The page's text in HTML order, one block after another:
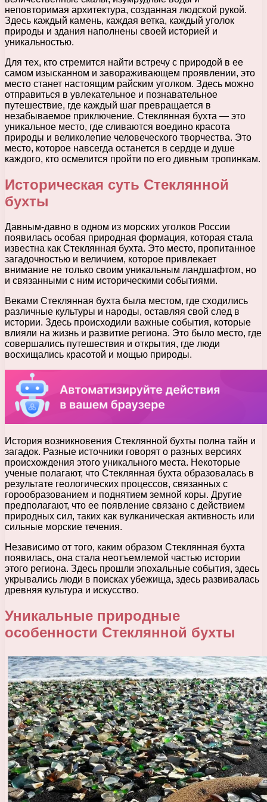
неповторимая архитектура, созданная людской рукой.
Здесь каждый камень, каждая ветка, каждый уголок
природы и здания наполнены своей историей и
уникальностью.
Для тех, кто стремится найти встречу с природой в ее
самом изысканном и завораживающем проявлении, это
место станет настоящим райским уголком. Здесь можно
отправиться в увлекательное и познавательное
путешествие, где каждый шаг превращается в
незабываемое приключение. Стеклянная бухта — это
уникальное место, где сливаются воедино красота
природы и великолепие человеческого творчества. Это
место, которое навсегда останется в сердце и душе
каждого, кто осмелится пройти по его дивным тропинкам.
Историческая суть Стеклянной
бухты
Давным-давно в одном из морских уголков России
появилась особая природная формация, которая стала
известна как Стеклянная бухта. Это место, пропитанное
загадочностью и величием, которое привлекает
внимание не только своим уникальным ландшафтом, но
и связанными с ним историческими событиями.
Веками Стеклянная бухта была местом, где сходились
различные культуры и народы, оставляя свой след в
истории. Здесь происходили важные события, которые
влияли на жизнь и развитие региона. Это было место, где
совершались путешествия и открытия, где люди
восхищались красотой и мощью природы.
История возникновения Стеклянной бухты полна тайн и
загадок. Разные источники говорят о разных версиях
происхождения этого уникального места. Некоторые
ученые полагают, что Стеклянная бухта образовалась в
результате геологических процессов, связанных с
горообразованием и поднятием земной коры. Другие
предполагают, что ее появление связано с действием
природных сил, таких как вулканическая активность или
сильные морские течения.
Независимо от того, каким образом Стеклянная бухта
появилась, она стала неотъемлемой частью истории
этого региона. Здесь прошли эпохальные события, здесь
укрывались люди в поисках убежища, здесь развивалась
древняя культура и искусство.
Уникальные природные
особенности Стеклянной бухты